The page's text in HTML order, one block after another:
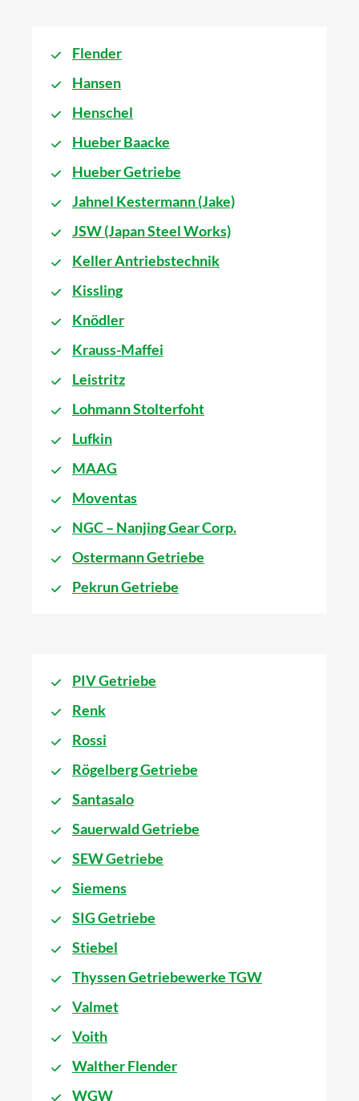
Flender
Hansen
Henschel
Hueber Baacke
Hueber Getriebe
Jahnel Kestermann (Jake)
JSW (Japan Steel Works)
Keller Antriebstechnik
Kissling
Knödler
Krauss-Maffei
Leistritz
Lohmann Stolterfoht
Lufkin
MAAG
Moventas
NGC – Nanjing Gear Corp.
Ostermann Getriebe
Pekrun Getriebe
PIV Getriebe
Renk
Rossi
Rögelberg Getriebe
Santasalo
Sauerwald Getriebe
SEW Getriebe
Siemens
SIG Getriebe
Stiebel
Thyssen Getriebewerke TGW
Valmet
Voith
Walther Flender
WGW